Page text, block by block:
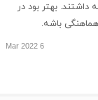
داشتند. بهتر بود در
باشه.
6 Mar 2022